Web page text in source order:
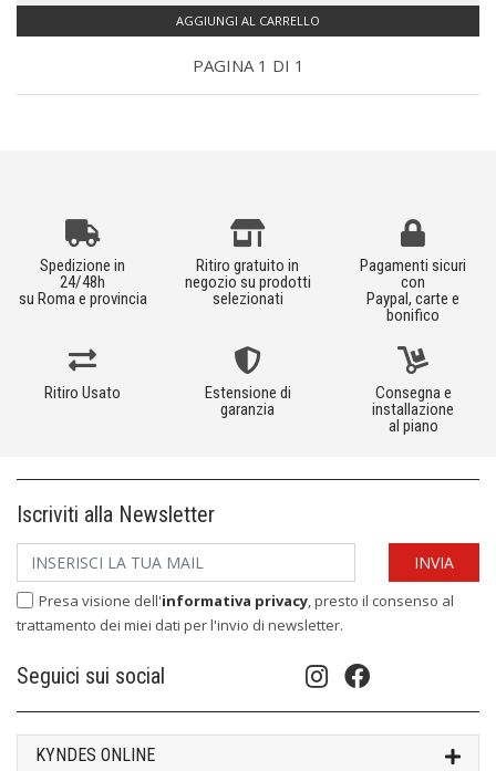
AGGIUNGI AL CARRELLO
PAGINA 1 DI 1
Spedizione in
24/48h
su Roma e provincia
Ritiro gratuito in
negozio su prodotti
selezionati
Pagamenti sicuri
con
Paypal, carte e
bonifico
Ritiro Usato
Estensione di
garanzia
Consegna e
installazione
al piano
Iscriviti alla Newsletter
Presa visione dell'informativa privacy, presto il consenso al
trattamento dei miei dati per l'invio di newsletter.
Seguici sui social
KYNDES ONLINE